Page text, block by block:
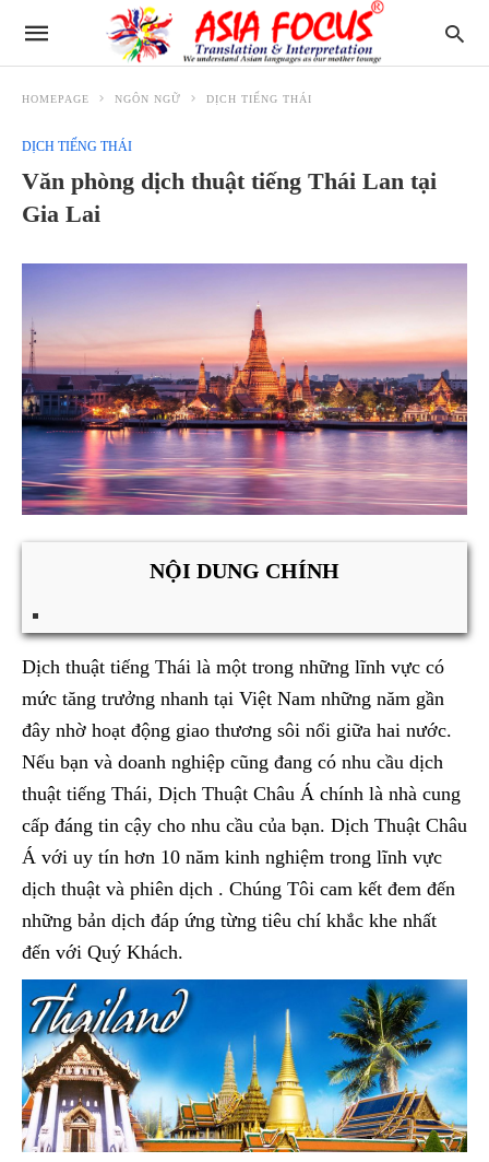
HOMEPAGE NGÔN NGỮ DỊCH TIẾNG THÁI
DỊCH TIẾNG THÁI
Văn phòng dịch thuật tiếng Thái Lan tại
Gia Lai
NỘI DUNG CHÍNH
Dịch thuật tiếng Thái là một trong những lĩnh vực có
mức tăng trưởng nhanh tại Việt Nam những năm gần
đây nhờ hoạt động giao thương sôi nổi giữa hai nước.
Nếu bạn và doanh nghiệp cũng đang có nhu cầu dịch
thuật tiếng Thái, Dịch Thuật Châu Á chính là nhà cung
cấp đáng tin cậy cho nhu cầu của bạn. Dịch Thuật Châu
Á với uy tín hơn 10 năm kinh nghiệm trong lĩnh vực
dịch thuật và phiên dịch . Chúng Tôi cam kết đem đến
những bản dịch đáp ứng từng tiêu chí khắc khe nhất
đến với Quý Khách.